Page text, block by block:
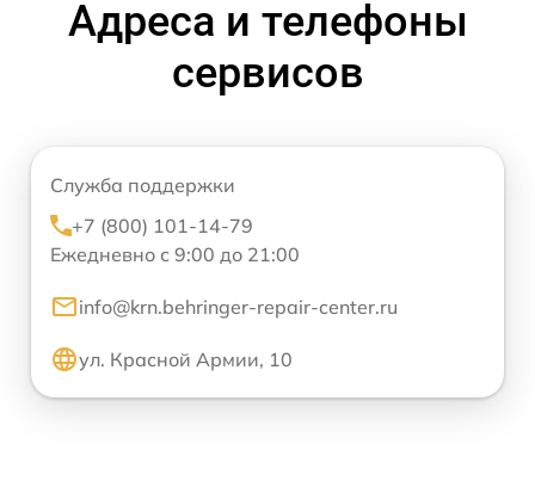
Адреса и телефоны
сервисов
Служба поддержки
+7 (800) 101-14-79
Ежедневно с 9:00 до 21:00
info@krn.behringer-repair-center.ru
ул. Красной Армии, 10